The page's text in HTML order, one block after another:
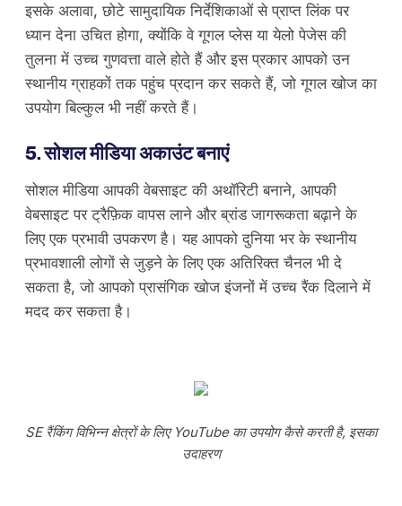
इसके अलावा, छोटे सामुदायिक निर्देशिकाओं से प्राप्त लिंक पर
ध्यान देना उचित होगा, क्योंकि वे गूगल प्लेस या येलो पेजेस की
तुलना में उच्च गुणवत्ता वाले होते हैं और इस प्रकार आपको उन
स्थानीय ग्राहकों तक पहुंच प्रदान कर सकते हैं, जो गूगल खोज का
उपयोग बिल्कुल भी नहीं करते हैं।
5. सोशल मीडिया अकाउंट बनाएं
सोशल मीडिया आपकी वेबसाइट की अथॉरिटी बनाने, आपकी
वेबसाइट पर ट्रैफ़िक वापस लाने और ब्रांड जागरूकता बढ़ाने के
लिए एक प्रभावी उपकरण है। यह आपको दुनिया भर के स्थानीय
प्रभावशाली लोगों से जुड़ने के लिए एक अतिरिक्त चैनल भी दे
सकता है, जो आपको प्रासंगिक खोज इंजनों में उच्च रैंक दिलाने में
मदद कर सकता है।
SE रैंकिंग विभिन्न क्षेत्रों के लिए YouTube का उपयोग कैसे करती है, इसका
उदाहरण